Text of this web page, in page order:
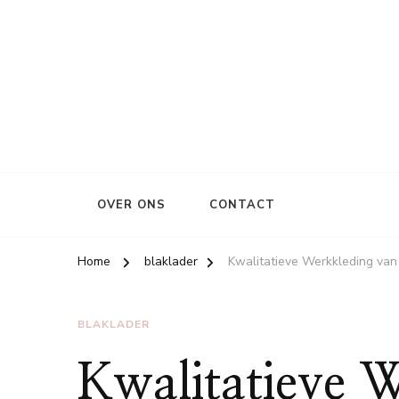
OVER ONS CONTACT
Home blaklader Kwalitatieve Werkkleding
BLAKLADER
Kwalitatieve